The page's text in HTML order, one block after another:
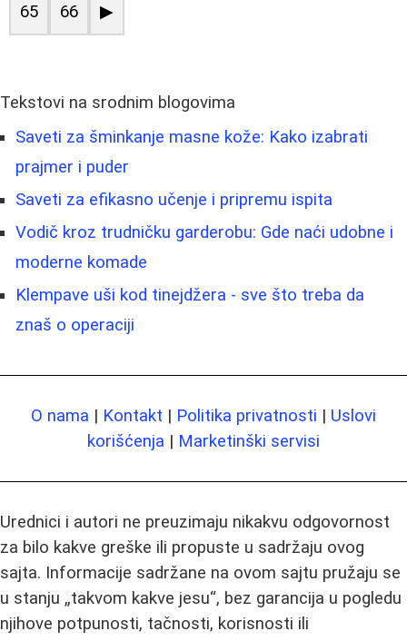
65 66 ▶
Tekstovi na srodnim blogovima
Saveti za šminkanje masne kože: Kako izabrati
prajmer i puder
Saveti za efikasno učenje i pripremu ispita
Vodič kroz trudničku garderobu: Gde naći udobne i
moderne komade
Klempave uši kod tinejdžera - sve što treba da
znaš o operaciji
O nama | Kontakt | Politika privatnosti | Uslovi
korišćenja | Marketinški servisi
Urednici i autori ne preuzimaju nikakvu odgovornost
za bilo kakve greške ili propuste u sadržaju ovog
sajta. Informacije sadržane na ovom sajtu pružaju se
u stanju „takvom kakve jesu“, bez garancija u pogledu
njihove potpunosti, tačnosti, korisnosti ili